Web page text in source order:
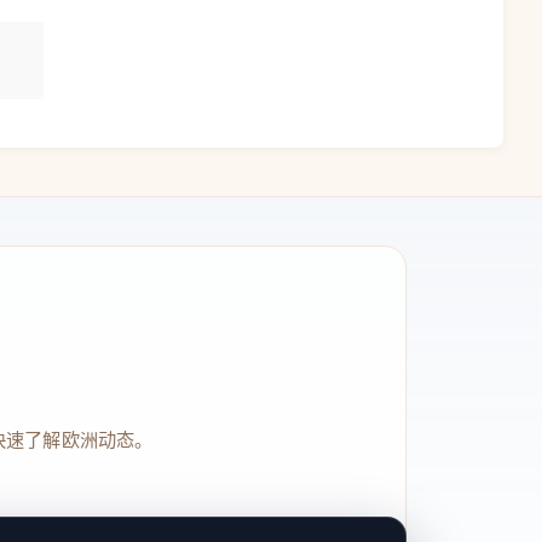
了解欧洲动态。